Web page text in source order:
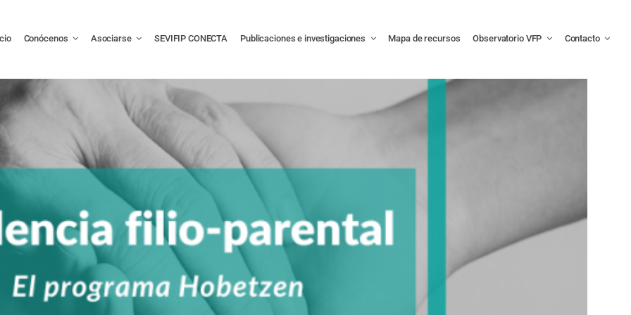
Conócenos Asociarse SEVIFIP CONECTA Publicaciones e investigaciones Mapa de recursos Observatorio VFP Contacto